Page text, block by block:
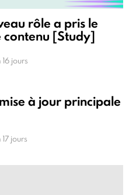
rôle a pris le
[Study]
jours
à jour principale
jours